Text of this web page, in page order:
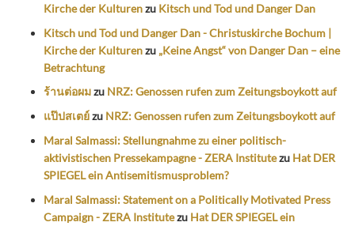
Kirche der Kulturenzu Kitsch und Tod und Danger Dan
Kitsch und Tod und Danger Dan - Christuskirche Bochum |
Kirche der Kulturenzu „Keine Angst“ von Danger Dan – eine
Betrachtung
ร้านต่อผมzu NRZ: Genossen rufen zum Zeitungsboykott auf
แป๊ปสเตย์zu NRZ: Genossen rufen zum Zeitungsboykott auf
Maral Salmassi: Stellungnahme zu einer politisch-
aktivistischen Pressekampagne - ZERA Institutezu Hat DER
SPIEGEL ein Antisemitismusproblem?
Maral Salmassi: Statement on a Politically Motivated Press
Campaign - ZERA Institutezu Hat DER SPIEGEL ein